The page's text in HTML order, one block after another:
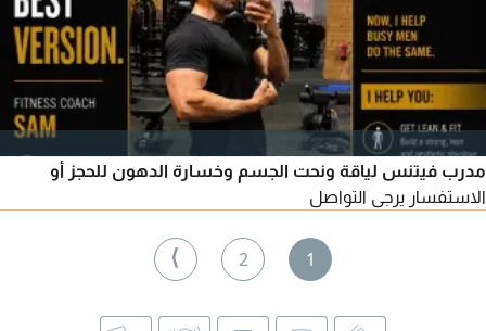
مدرب فيتنس لياقة ونحت الجسم وخسارة الدهون للحجز أو
الاستفسار يرجى التواصل
1
2
⟩